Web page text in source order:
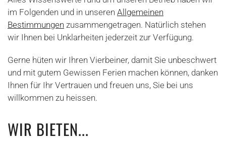
im Folgenden und in unseren Allgemeinen
Bestimmungen zusammengetragen. Natürlich stehen
wir Ihnen bei Unklarheiten jederzeit zur Verfügung.
Gerne hüten wir Ihren Vierbeiner, damit Sie unbeschwert
und mit gutem Gewissen Ferien machen können, danken
Ihnen für Ihr Vertrauen und freuen uns, Sie bei uns
willkommen zu heissen.
WIR BIETEN...